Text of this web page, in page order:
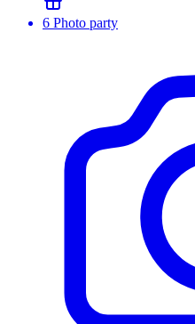
6 Photo party